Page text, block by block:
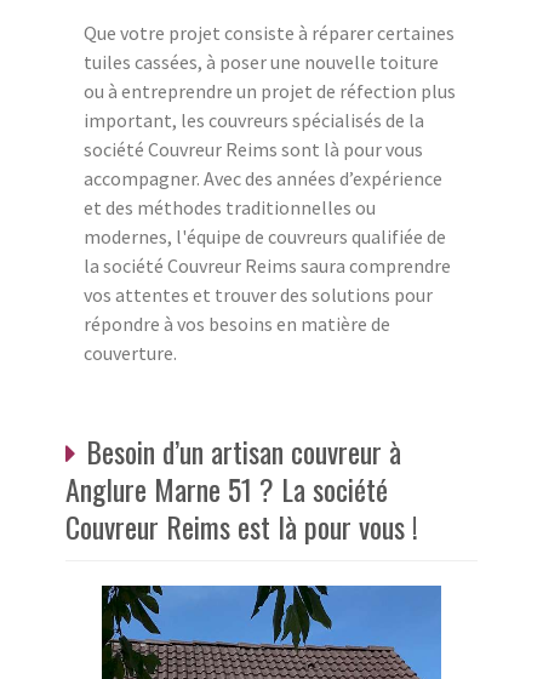
Que votre projet consiste à réparer certaines
tuiles cassées, à poser une nouvelle toiture
ou à entreprendre un projet de réfection plus
important, les couvreurs spécialisés de la
société Couvreur Reims sont là pour vous
accompagner. Avec des années d’expérience
et des méthodes traditionnelles ou
modernes, l'équipe de couvreurs qualifiée de
la société Couvreur Reims saura comprendre
vos attentes et trouver des solutions pour
répondre à vos besoins en matière de
couverture.
Besoin d’un artisan couvreur à
Anglure Marne 51 ? La société
Couvreur Reims est là pour vous !